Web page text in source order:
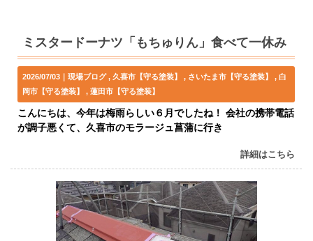
ミスタードーナツ「もちゅりん」食べて一休み
2026/07/03｜現場ブログ 久喜市【守る塗装】 さいたま市【守る塗装】
白
岡市【守る塗装】
蓮田市【守る塗装】
こんにちは、今年は梅雨らしい６月でしたね！ 会社の携帯電話
が調子悪くて、久喜市のモラージュ菖蒲に行き
詳細はこちら